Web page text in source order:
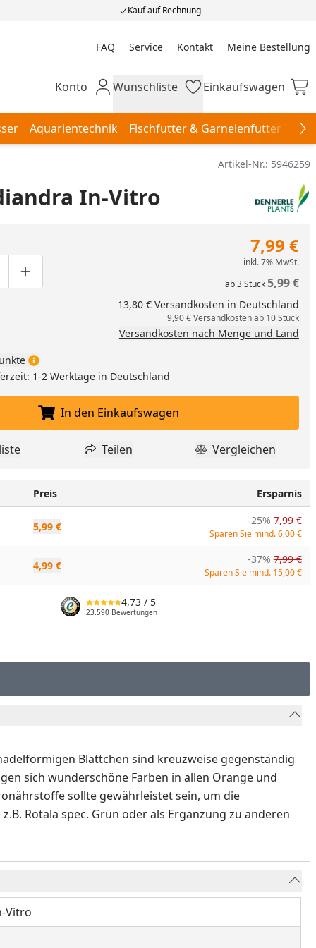
Kauf auf Rechnung
FAQ Service Kontakt Meine Bestellung
Meine Bestellung
Mein Konto
Konto Wunschliste
Wunschliste Einkaufswagen
Einkaufswagen
Aquarientechnik Fischfutter & Garnelenfutter
Artikel-Nr.: 5946259
In-Vitro
um eins verringern
manuell eingeben
Produktmenge um eins erhöhen
7,99 €
inkl. 7% MwSt.
ab3Stück5,99 €
13,80 € Versandkosten in Deutschland
9,90 € Versandkosten ab 10 Stück
Versandkosten nach Menge und Land
1-2 Werktage in Deutschland
In den Einkaufswagen legen
In den Einkaufswagen
zur Wunschliste hinzufügen
Teilen
Teilen Produkt
Vergleichen
Preis Ersparnis
5,99 € -25% 7,99 €
Sparen Sie mind. 6,00 €
4,99 € -37% 7,99 €
Sparen Sie mind. 15,00 €
4,73 / 5
23.590 Bewertungen
Blättchen sind kreuzweise gegenständig
sich wunderschöne Farben in allen Orange und
sollte gewährleistet sein, um die
Rotala spec. Grün oder als Ergänzung zu anderen
Vitro